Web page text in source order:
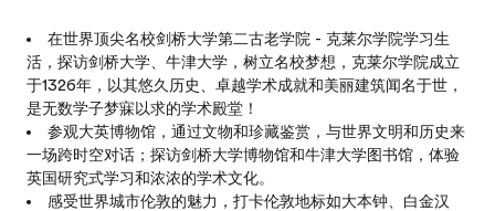
在世界顶尖名校剑桥大学第二古老学院 - 克莱尔学院学习生
活，探访剑桥大学、牛津大学，树立名校梦想，克莱尔学院成立
于1326年，以其悠久历史、卓越学术成就和美丽建筑闻名于世，
是无数学子梦寐以求的学术殿堂！
参观大英博物馆，通过文物和珍藏鉴赏，与世界文明和历史来
一场跨时空对话；探访剑桥大学博物馆和牛津大学图书馆，体验
英国研究式学习和浓浓的学术文化。
感受世界城市伦敦的魅力，打卡伦敦地标如大本钟、白金汉